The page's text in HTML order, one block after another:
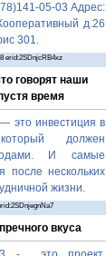
05-03 Адрес:
д.26
301.
erid:2SDnjcRB4xz
говорят наши
время
это инвестиция в
должен
И самые
после нескольких
жизни.
вкуса